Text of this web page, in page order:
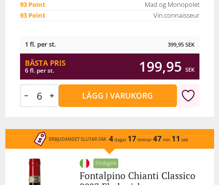
93 Point
Mad og Monopolet
93 Point
Vin.connaisseur
1 fl. per st. 399,95 SEK
BÄSTA PRIS
6 fl. per st. 199,95 SEK
LÄGG I VARUKORG
ERBJUDANDET SLUTAR OM: 4dagar 17 timmar47 min 11 sek
Ekologisk
Fontalpino Chianti Classico